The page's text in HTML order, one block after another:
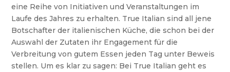
eine Reihe von Initiativen und Veranstaltungen im
Laufe des Jahres zu erhalten. True Italian sind all jene
Botschafter der italienischen Küche, die schon bei der
Auswahl der Zutaten ihr Engagement für die
Verbreitung von gutem Essen jeden Tag unter Beweis
stellen. Um es klar zu sagen: Bei True Italian geht es